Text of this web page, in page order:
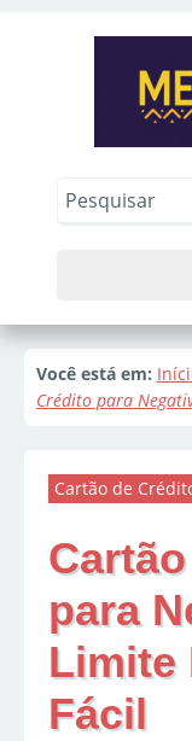
Você está em:
Crédito para
Cartão de
para
Limite
Fácil